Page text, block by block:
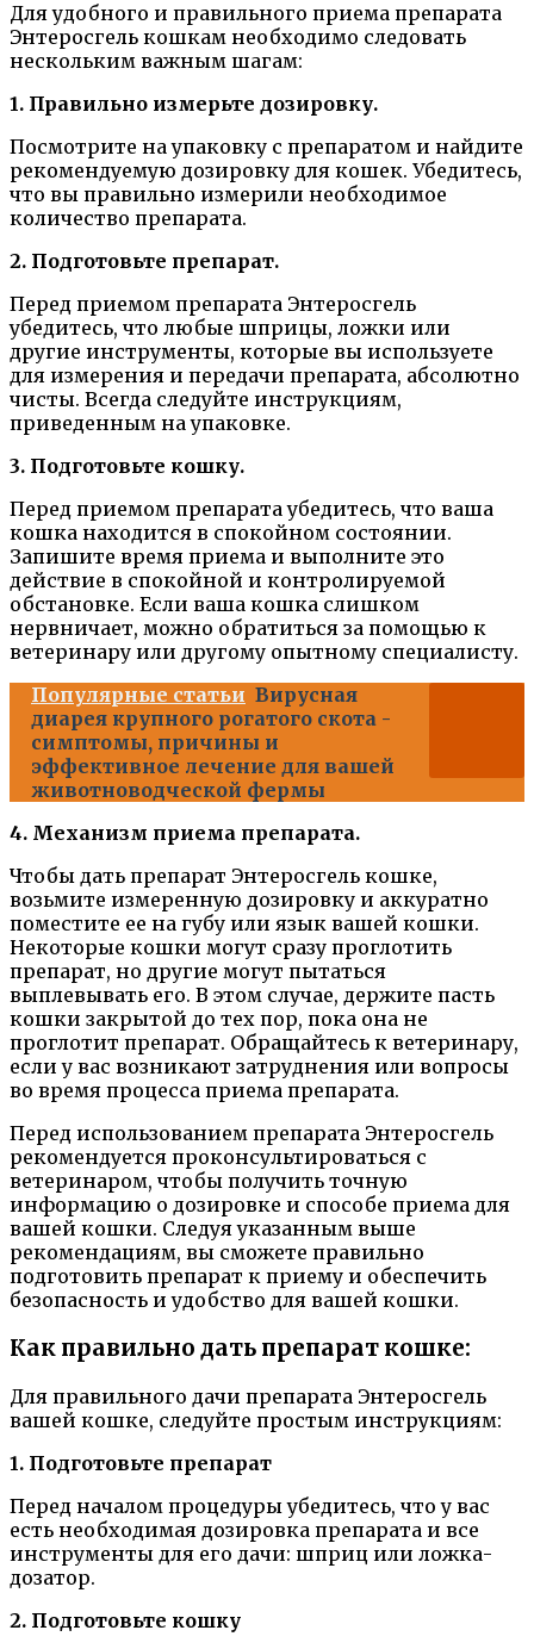
Для удобного и правильного приема препарата
Энтеросгель кошкам необходимо следовать
нескольким важным шагам:
1. Правильно измерьте дозировку.
Посмотрите на упаковку с препаратом и найдите
рекомендуемую дозировку для кошек. Убедитесь,
что вы правильно измерили необходимое
количество препарата.
2. Подготовьте препарат.
Перед приемом препарата Энтеросгель
убедитесь, что любые шприцы, ложки или
другие инструменты, которые вы используете
для измерения и передачи препарата, абсолютно
чисты. Всегда следуйте инструкциям,
приведенным на упаковке.
3. Подготовьте кошку.
Перед приемом препарата убедитесь, что ваша
кошка находится в спокойном состоянии.
Запишите время приема и выполните это
действие в спокойной и контролируемой
обстановке. Если ваша кошка слишком
нервничает, можно обратиться за помощью к
ветеринару или другому опытному специалисту.
Популярные статьи Вирусная
диарея крупного рогатого скота -
симптомы, причины и
эффективное лечение для вашей
животноводческой фермы
4. Механизм приема препарата.
Чтобы дать препарат Энтеросгель кошке,
возьмите измеренную дозировку и аккуратно
поместите ее на губу или язык вашей кошки.
Некоторые кошки могут сразу проглотить
препарат, но другие могут пытаться
выплевывать его. В этом случае, держите пасть
кошки закрытой до тех пор, пока она не
проглотит препарат. Обращайтесь к ветеринару,
если у вас возникают затруднения или вопросы
во время процесса приема препарата.
Перед использованием препарата Энтеросгель
рекомендуется проконсультироваться с
ветеринаром, чтобы получить точную
информацию о дозировке и способе приема для
вашей кошки. Следуя указанным выше
рекомендациям, вы сможете правильно
подготовить препарат к приему и обеспечить
безопасность и удобство для вашей кошки.
Как правильно дать препарат кошке:
Для правильного дачи препарата Энтеросгель
вашей кошке, следуйте простым инструкциям:
1. Подготовьте препарат
Перед началом процедуры убедитесь, что у вас
есть необходимая дозировка препарата и все
инструменты для его дачи: шприц или ложка-
дозатор.
2. Подготовьте кошку